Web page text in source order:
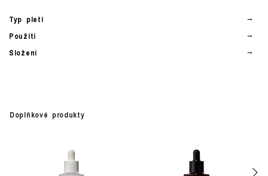
Typ pleti
Použití
Složení
Doplňkové produkty